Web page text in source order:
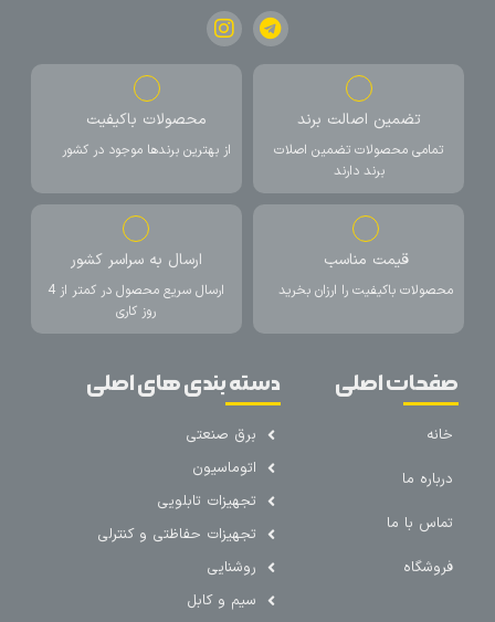
تضمین اصالت برند
تمامی محصولات تضمین اصلات
برند دارند
محصولات باکیفیت
از بهترین برندها موجود در کشور
قیمت مناسب
محصولات باکیفیت را ارزان بخرید
ارسال به سراسر کشور
ارسال سریع محصول در کمتر از 4
روز کاری
صفحات اصلی
خانه
درباره ما
تماس با ما
فروشگاه
دسته بندی های اصلی
برق صنعتی
اتوماسیون
تجهیزات تابلویی
تجهیزات حفاظتی و کنترلی
روشنایی
سیم و کابل